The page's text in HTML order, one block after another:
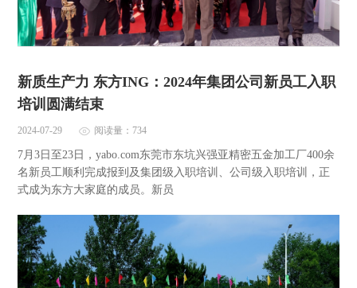
新质生产力 东方ING：2024年集团公司新员工入职
培训圆满结束
2024-07-29 阅读量：734
7月3日至23日，yabo.com东莞市东坑兴强亚精密五金加工厂400余
名新员工顺利完成报到及集团级入职培训、公司级入职培训，正
式成为东方大家庭的成员。新员